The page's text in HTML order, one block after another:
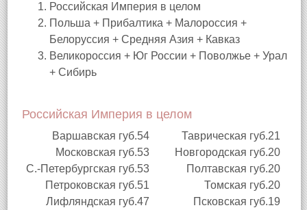
Российская Империя в целом
Польша + Прибалтика + Малороссия +
Белоруссия + Средняя Азия + Кавказ
Великороссия + Юг России + Поволжье + Урал
+ Сибирь
Российская Империя в целом
Варшавская губ.54 Таврическая губ.21
Московская губ.53 Новгородская губ.20
С.-Петербургская губ.53 Полтавская губ.20
Петроковская губ.51 Томская губ.20
Лифляндская губ.47 Псковская губ.19